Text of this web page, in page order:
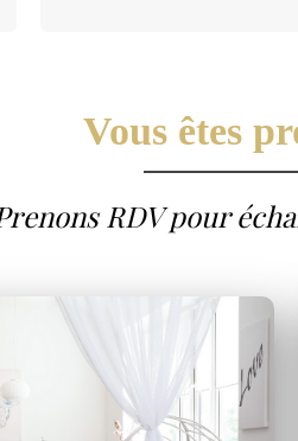
Vous êtes
RDV pour
de votre bien locatif, de
des voyageurs.